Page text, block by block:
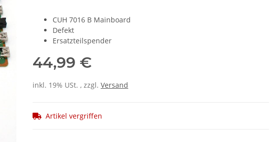
CUH 7016 B Mainboard
Defekt
Ersatzteilspender
44,99 €
inkl. 19% USt. , zzgl. Versand
Artikel vergriffen